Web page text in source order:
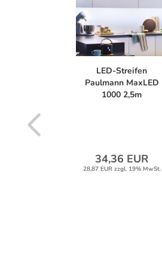
LED-Streifen
Paulmann MaxLED
1000 2,5m
34,36 EUR
28,87 EUR zzgl. 19% MwSt.